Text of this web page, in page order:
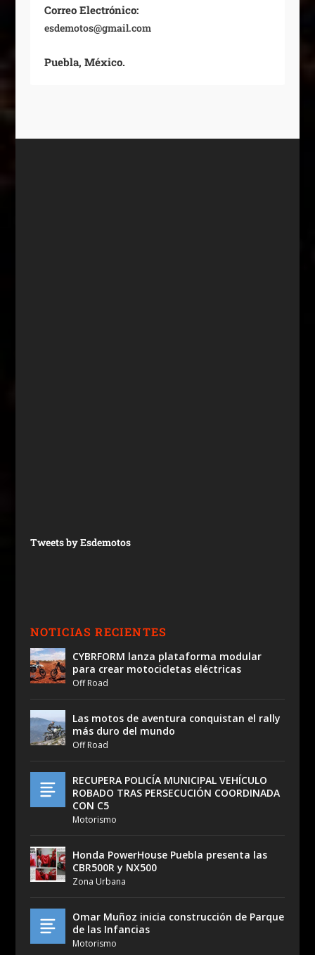
Correo Electrónico:
esdemotos@gmail.com
Puebla, México.
Tweets by Esdemotos
NOTICIAS RECIENTES
CYBRFORM lanza plataforma modular
para crear motocicletas eléctricas
Off Road
Las motos de aventura conquistan el rally
más duro del mundo
Off Road
RECUPERA POLICÍA MUNICIPAL VEHÍCULO
ROBADO TRAS PERSECUCIÓN COORDINADA
CON C5
Motorismo
Honda PowerHouse Puebla presenta las
CBR500R y NX500
Zona Urbana
Omar Muñoz inicia construcción de Parque
de las Infancias
Motorismo